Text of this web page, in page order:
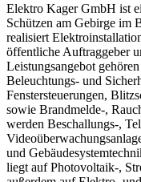
Elektro Kager GmbH ist
Schützen am Gebirge im
realisiert
öffentliche Auftraggeber
Leistungsangebot
Beleuchtungs- und
Fenstersteuerungen,
sowie Brandmelde-,
werden Beschallungs-,
und
liegt auf Photovoltaik-,